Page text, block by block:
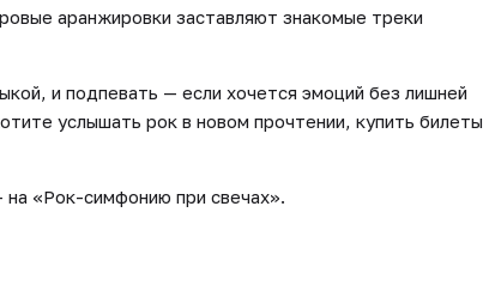
аранжировки заставляют знакомые треки
и подпевать — если хочется эмоций без лишней
услышать рок в новом прочтении, купить билеты
«Рок-симфонию при свечах».